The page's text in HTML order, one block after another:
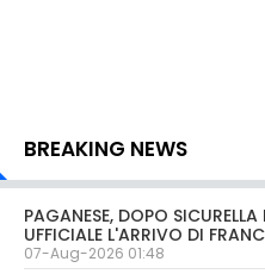
BREAKING NEWS
PAGANESE, DOPO
UFFICIALE L'ARRIVO DI
07-Aug-2026 01:48